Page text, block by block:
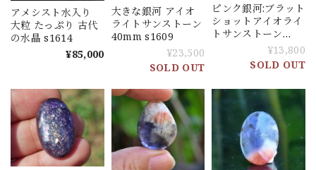
アメシスト水入り
大粒 たっぷり 古代
の水晶 s1614
¥85,000
大きな銀河 アイオ
ライトサンストーン
40mm s1609
¥23,500
SOLD OUT
ピンク銀河:ブラット
ショットアイオライ
トサンストーン
26mm s1610¥13,800
SOLD OUT